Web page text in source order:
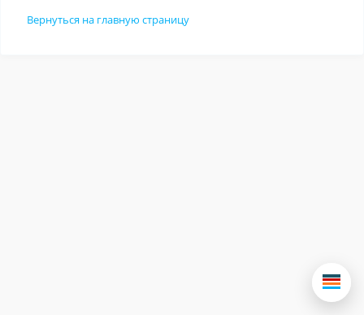
Вернуться на главную страницу